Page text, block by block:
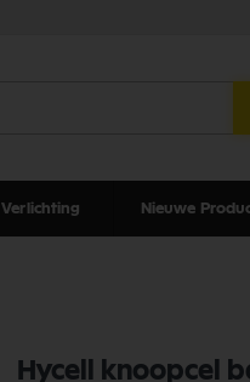
Verlichting Nieuwe
Hycell knoopcel